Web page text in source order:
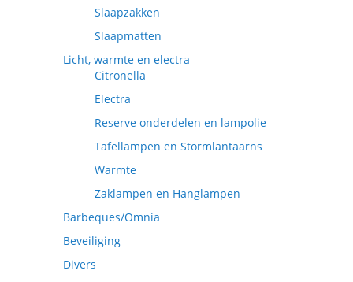
Slaapzakken
Slaapmatten
Licht, warmte en electra
Citronella
Electra
Reserve onderdelen en lampolie
Tafellampen en Stormlantaarns
Warmte
Zaklampen en Hanglampen
Barbeques/Omnia
Beveiliging
Divers